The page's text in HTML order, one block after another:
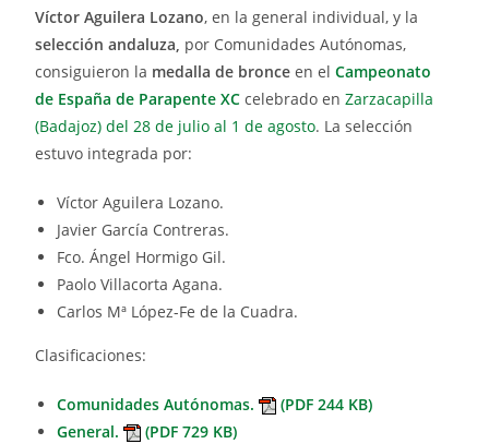
Víctor Aguilera Lozano, en la general individual, y la
selección andaluza, por Comunidades Autónomas,
consiguieron la medalla de bronce en elCampeonato
de España de Parapente XC celebrado enZarzacapilla
(Badajoz) del 28 de julio al 1 de agosto. La selección
estuvo integrada por:
Víctor Aguilera Lozano.
Javier García Contreras.
Fco. Ángel Hormigo Gil.
Paolo Villacorta Agana.
Carlos Mª López-Fe de la Cuadra.
Clasificaciones:
Comunidades Autónomas.
(PDF 244 KB)
General.
(PDF 729 KB)